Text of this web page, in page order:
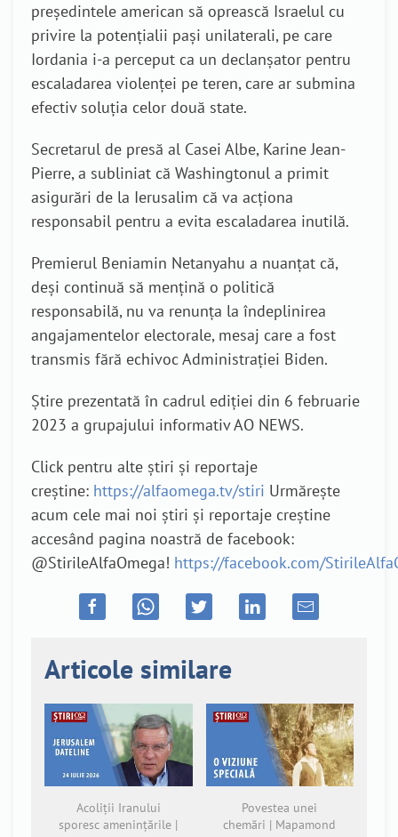
președintele american să oprească Israelul cu
privire la potențialii pași unilaterali, pe care
Iordania i-a perceput ca un declanșator pentru
escaladarea violenței pe teren, care ar submina
efectiv soluția celor două state.
Secretarul de presă al Casei Albe, Karine Jean-
Pierre, a subliniat că Washingtonul a primit
asigurări de la Ierusalim că va acționa
responsabil pentru a evita escaladarea inutilă.
Premierul Beniamin Netanyahu a nuanțat că,
deși continuă să mențină o politică
responsabilă, nu va renunța la îndeplinirea
angajamentelor electorale, mesaj care a fost
transmis fără echivoc Administrației Biden.
Știre prezentată în cadrul ediției din 6 februarie
2023 a grupajului informativ AO NEWS.
Click pentru alte știri și reportaje
creștine: https://alfaomega.tv/stiri Urmărește
acum cele mai noi știri și reportaje creștine
accesând pagina noastră de facebook:
@StirileAlfaOmega! https://facebook.com/
Articole similare
Acoliții Iranului
sporesc amenințările |
Povestea unei
chemări | Mapamond